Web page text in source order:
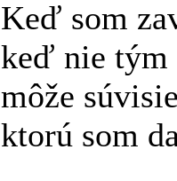
Keď som
keď nie tým
môže
ktorú som